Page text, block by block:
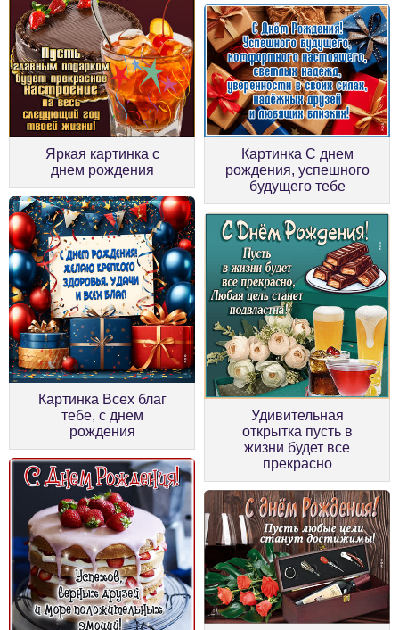
Яркая картинка с
днем рождения
Картинка С днем
рождения, успешного
будущего тебе
Картинка Всех благ
тебе, с днем
рождения
Удивительная
открытка пусть в
жизни будет все
прекрасно